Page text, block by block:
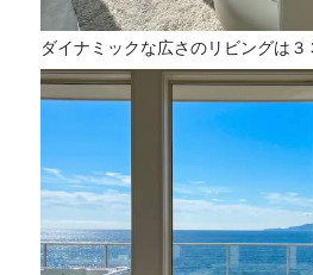
ダイナミックな広さのリビングは３